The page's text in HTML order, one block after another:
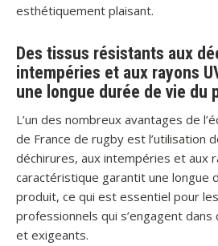
esthétiquement plaisant.
Des tissus résistants aux
intempéries et aux rayons
une longue durée de vie du
L’un des nombreux avantages de
de France de rugby est l’utilisation
déchirures, aux intempéries et aux
caractéristique garantit une longue
produit, ce qui est essentiel pour
professionnels qui s’engagent
et exigeants.